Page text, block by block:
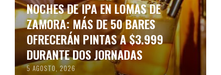
NOCHES DE IPA EN LOMAS DE
ZAMORA: MÁS DE 50 BARES
OFRECERÁN PINTAS A $3.999
DURANTE DOS JORNADAS
5 AGOSTO, 2026